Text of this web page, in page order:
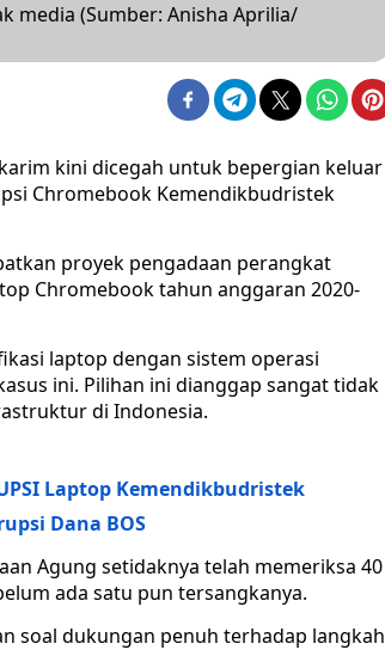
media (Sumber: Anisha Aprilia/
kini dicegah untuk bepergian keluar
Chromebook Kemendikbudristek
proyek pengadaan perangkat
Chromebook tahun anggaran 2020-
laptop dengan sistem operasi
ini. Pilihan ini dianggap sangat tidak
di Indonesia.
Laptop Kemendikbudristek
Dana BOS
Agung setidaknya telah memeriksa 40
ada satu pun tersangkanya.
soal dukungan penuh terhadap langkah